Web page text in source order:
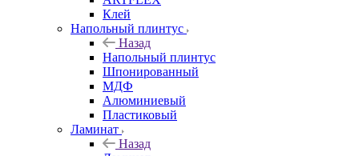
Клей
Напольный плинтус
Назад
Напольный плинтус
Шпонированный
МДФ
Алюминиевый
Пластиковый
Ламинат
Назад